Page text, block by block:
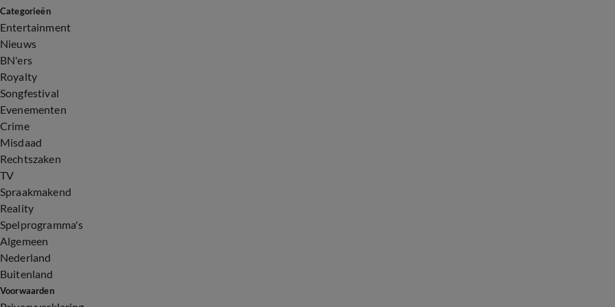
Categorieën
Entertainment
Nieuws
BN'ers
Royalty
Songfestival
Evenementen
Crime
Misdaad
Rechtszaken
TV
Spraakmakend
Reality
Spelprogramma's
Algemeen
Nederland
Buitenland
Voorwaarden